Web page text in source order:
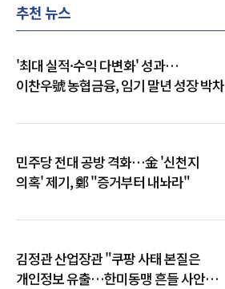
추천 뉴스
'최대 실적·수익 다변화' 성과…
이찬우號 농협금융, 임기 말년 성장 박차
민주당 전대 공방 격화…金 '신천지
의혹' 제기, 鄭 "증거부터 내놔라"
김정관 산업장관 "쿠팡 사태 본질은
개인정보 유출…한미동맹 흔들 사안